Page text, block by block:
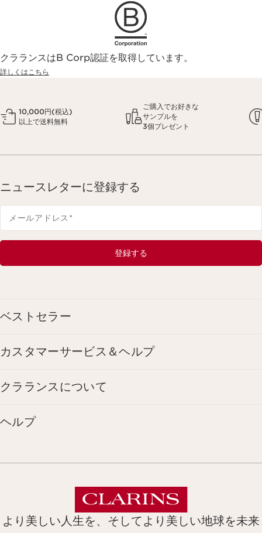
クラランスはB Corp認証を取得しています。
詳しくはこちら
10,000円(税込)
以上で送料無料
ご購入でお好きな
サンプルを
3個プレゼント
ニュースレターに登録する
メールアドレス *
登録する
ベストセラー
カスタマーサービス＆ヘルプ
クラランスについて
ヘルプ
より美しい人生を、そしてより美しい地球を未来